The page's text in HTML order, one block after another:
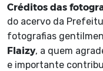
Créditos das
do acervo da
fotografias
Flaizy, a quem
e importante